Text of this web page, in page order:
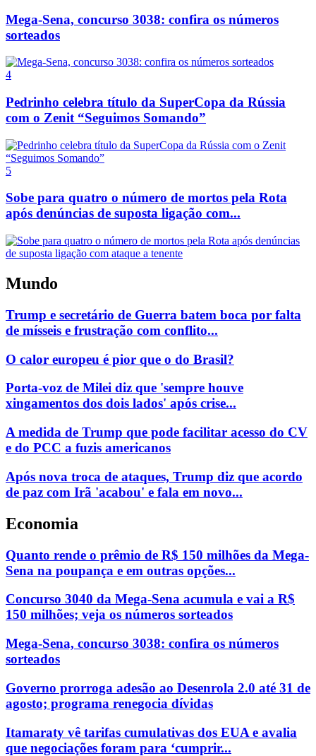
Mega-Sena, concurso 3038: confira os números
sorteados
4
Pedrinho celebra título da SuperCopa da Rússia
com o Zenit “Seguimos Somando”
5
Sobe para quatro o número de mortos pela Rota
após denúncias de suposta ligação com...
Mundo
Trump e secretário de Guerra batem boca por falta
de mísseis e frustração com conflito...
O calor europeu é pior que o do Brasil?
Porta-voz de Milei diz que 'sempre houve
xingamentos dos dois lados' após crise...
A medida de Trump que pode facilitar acesso do CV
e do PCC a fuzis americanos
Após nova troca de ataques, Trump diz que acordo
de paz com Irã 'acabou' e fala em novo...
Economia
Quanto rende o prêmio de R$ 150 milhões da Mega-
Sena na poupança e em outras opções...
Concurso 3040 da Mega-Sena acumula e vai a R$
150 milhões; veja os números sorteados
Mega-Sena, concurso 3038: confira os números
sorteados
Governo prorroga adesão ao Desenrola 2.0 até 31 de
agosto; programa renegocia dívidas
Itamaraty vê tarifas cumulativas dos EUA e avalia
que negociações foram para ‘cumprir...